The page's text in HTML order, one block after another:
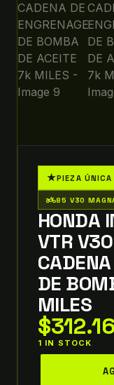
★PIEZA ÚNICA
two_wheeler85 V30
HONDA
VTR
DE
MILES
$312.16
1 IN STOCK